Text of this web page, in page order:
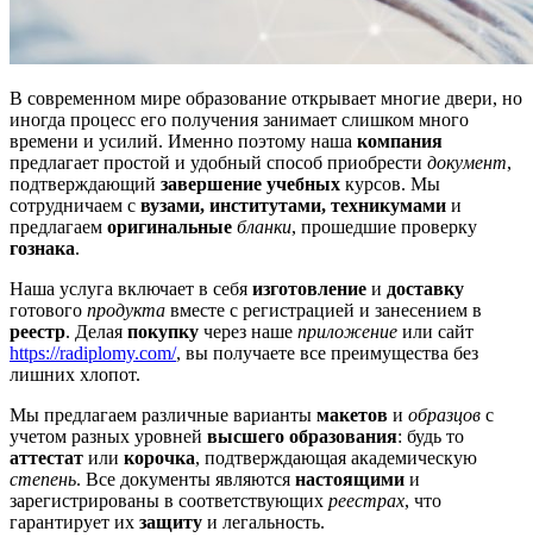
В современном мире образование открывает многие двери, но
иногда процесс его получения занимает слишком много
времени и усилий. Именно поэтому наша компания
предлагает простой и удобный способ приобрести документ,
подтверждающий завершение учебных курсов. Мы
сотрудничаем с вузами, институтами, техникумами и
предлагаем оригинальные бланки, прошедшие проверку
гознака.
Наша услуга включает в себя изготовление и доставку
готового продукта вместе с регистрацией и занесением в
реестр. Делая покупку через наше приложение или сайт
https://radiplomy.com/, вы получаете все преимущества без
лишних хлопот.
Мы предлагаем различные варианты макетов и образцов с
учетом разных уровней высшего образования: будь то
аттестат или корочка, подтверждающая академическую
степень. Все документы являются настоящими и
зарегистрированы в соответствующих реестрах, что
гарантирует их защиту и легальность.